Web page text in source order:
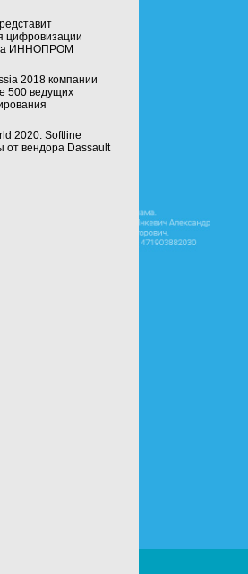
цифровизации
ИННОПРОМ
2018 компании
500 ведущих
2020: Softline
от вендора Dassault